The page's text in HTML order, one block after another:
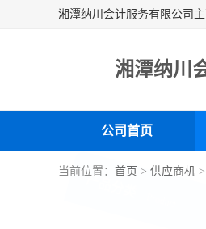
湘潭纳川
公司首页
当前位置： 首页 > 供应商机 >